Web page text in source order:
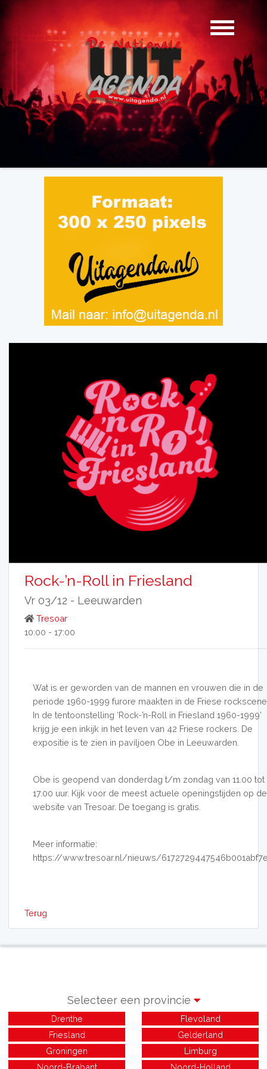
Rock-’n-Roll in Friesland
Vr 03/12 - Leeuwarden
Tresoar
10:00 - 17:00
Wat is er geworden van de mannen en vrouwen die in de
periode 1960-1999 furore maakten in de Friese
In de tentoonstelling ‘Rock-’n-Roll in Friesland 1960-1999’
krijg je een inkijk in het leven van 42 Friese rockers. De
expositie is te zien in paviljoen Obe in Leeuwarden.
Obe is geopend van donderdag t/m zondag van 11.00 tot
17.00 uur. Kijk voor de meest actuele openingstijden op de
website van Tresoar. De toegang is gratis.
Meer informatie:
https://www.tresoar.nl/nieuws/
Terug
Selecteer een provincie
Drenthe
Flevoland
Friesland
Gelderland
Groningen
Limburg
Noord-Brabant
Noord-Holland